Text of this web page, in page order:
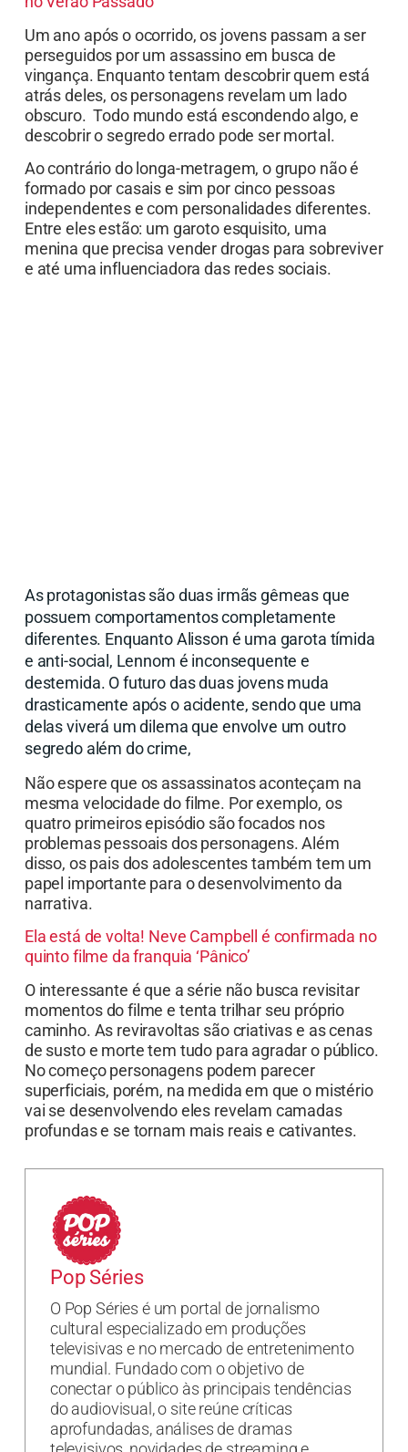
Um ano após o ocorrido, os jovens passam a ser
perseguidos por um assassino em busca de
vingança. Enquanto tentam descobrir quem está
atrás deles, os personagens revelam um lado
obscuro. Todo mundo está escondendo algo, e
descobrir o segredo errado pode ser mortal.
Ao contrário do longa-metragem, o grupo não é
formado por casais e sim por cinco pessoas
independentes e com personalidades diferentes.
Entre eles estão: um garoto esquisito, uma
menina que precisa vender drogas para sobreviver
e até uma influenciadora das redes sociais.
As protagonistas são duas irmãs gêmeas que
possuem comportamentos completamente
diferentes. Enquanto Alisson é uma garota tímida
e anti-social, Lennom é inconsequente e
destemida. O futuro das duas jovens muda
drasticamente após o acidente, sendo que uma
delas viverá um dilema que envolve um outro
segredo além do crime,
Não espere que os assassinatos aconteçam na
mesma velocidade do filme. Por exemplo, os
quatro primeiros episódio são focados nos
problemas pessoais dos personagens. Além
disso, os pais dos adolescentes também tem um
papel importante para o desenvolvimento da
narrativa.
Ela está de volta! Neve Campbell é confirmada no
quinto filme da franquia ‘Pânico’
O interessante é que a série não busca revisitar
momentos do filme e tenta trilhar seu próprio
caminho. As reviravoltas são criativas e as cenas
de susto e morte tem tudo para agradar o público.
No começo personagens podem parecer
superficiais, porém, na medida em que o mistério
vai se desenvolvendo eles revelam camadas
profundas e se tornam mais reais e cativantes.
Pop Séries
O Pop Séries é um portal de jornalismo
cultural especializado em produções
televisivas e no mercado de entretenimento
mundial. Fundado com o objetivo de
conectar o público às principais tendências
do audiovisual, o site reúne críticas
aprofundadas, análises de dramas